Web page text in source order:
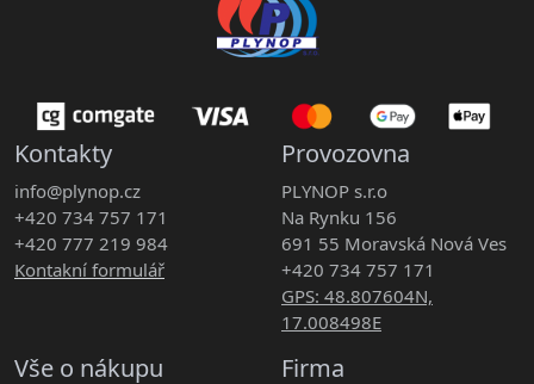
Kontakty
info@plynop.cz
+420 734 757 171
+420 777 219 984
Kontakní formulář
Provozovna
PLYNOP s.r.o
Na Rynku 156
691 55 Moravská Nová Ves
+420 734 757 171
GPS: 48.807604N,
17.008498E
Vše o nákupu Firma